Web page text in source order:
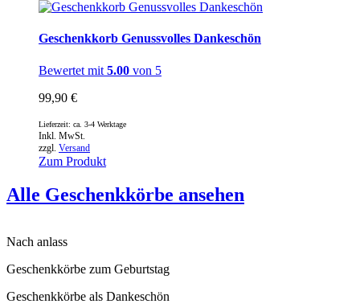
Geschenkkorb Genussvolles Dankeschön
Bewertet mit 5.00 von 5
99,90 €
Inkl. MwSt.
zzgl. Versand
Lieferzeit: ca. 3-4 Werktage
Zum Produkt
Alle Geschenkkörbe ansehen
Nach anlass
Geschenkkörbe zum Geburtstag
Geschenkkörbe als Dankeschön